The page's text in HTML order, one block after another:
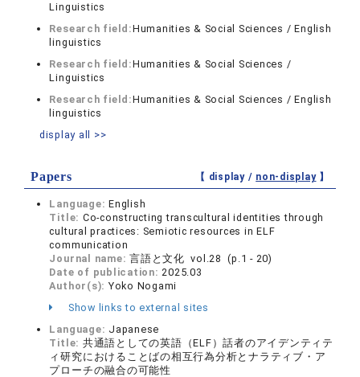
Linguistics
Research field:Humanities & Social Sciences / English
linguistics
Research field:Humanities & Social Sciences /
Linguistics
Research field:Humanities & Social Sciences / English
linguistics
display all >>
Papers 【 display / non-display】
Language:English
Title: Co-constructing transcultural identities through
cultural practices: Semiotic resources in ELF
communication
Journal name:言語と文化 vol.28 (p.1 - 20)
Date of publication:2025.03
Author(s): Yoko Nogami
Show links to external sites
Language: Japanese
Title: 共通語としての英語（ELF）話者のアイデンティテ
ィ研究におけることばの相互行為分析とナラティブ・ア
プローチの融合の可能性